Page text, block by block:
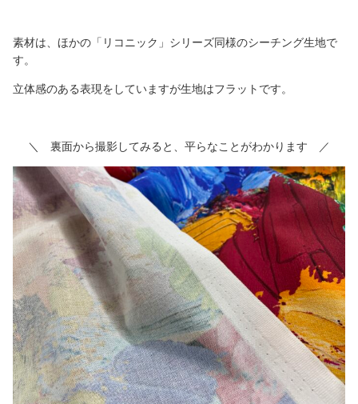
素材は、ほかの「リコニック」シリーズ同様のシーチング生地で
す。
立体感のある表現をしていますが生地はフラットです。
＼ 裏面から撮影してみると、平らなことがわかります ／